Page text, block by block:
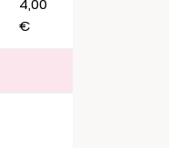
4,00
€